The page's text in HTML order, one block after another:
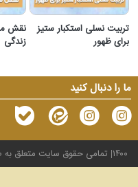
تربیت نسلی استکبار ستیز
برای ظهور
نقش
زندگی
ما را دنبال کنید
۱۴۰۰ تمامی حقوق سایت متعلق